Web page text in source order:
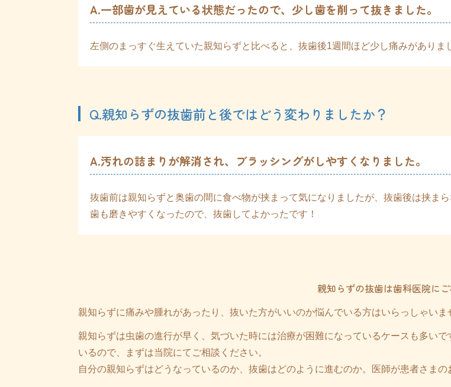
A.一部歯が見えている状態だったので、少し歯を削って抜きました。
左側のまっすぐ生えていた親知らずと比べると、抜歯後1週間ほど少し痛みがありま
Q.親知らずの抜歯前と後ではどう変わりましたか？
A.汚れの詰まりが解消され、ブラッシングがしやすくなりました。
抜歯前は親知らずと奥歯の間に食べ物が挟まって気になりましたが、抜歯後は挟まら
歯も磨きやすくなったので、抜歯してよかったです！
親知らずの抜歯は歯科医院に
親知らずに痛みや腫れがあったり、抜いた方がいいのか悩んでいる方はいらっしゃいま
親知らずは虫歯の進行が早く、気づいた時には治療が困難になっているケースも多い
いるので、まずは当院にてご相談ください。
自分の親知らずはどうなっているのか、抜歯はどのように進むのか。医師が患者さま